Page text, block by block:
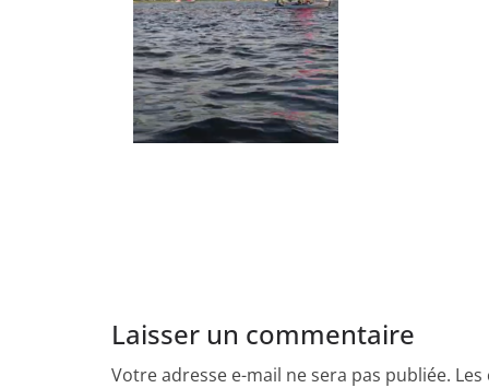
Laisser un commentaire
Votre adresse e-mail ne sera pas publiée.